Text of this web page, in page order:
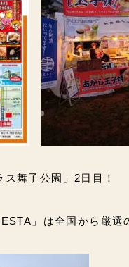
ス舞子公園」2日目！
」は全国から厳選